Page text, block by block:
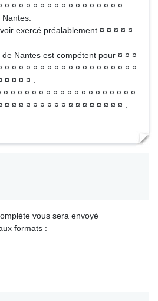
¤ ¤ ¤ ¤ ¤ ¤ ¤ ¤ ¤ ¤ ¤ ¤ ¤ ¤ ¤ ¤ ¤
exercé préalablement ¤ ¤ ¤ ¤ ¤
Nantes est compétent pour ¤ ¤ ¤
¤ ¤ ¤ ¤ ¤ ¤ ¤ ¤ ¤ ¤ ¤ ¤ ¤ ¤ ¤ ¤ ¤ ¤ ¤
¤ ¤ ¤ .
¤ ¤ ¤ ¤ ¤ ¤ ¤ ¤ ¤ ¤ ¤ ¤ ¤ ¤ ¤ ¤ ¤ ¤
¤ ¤ ¤ ¤ ¤ ¤ ¤ ¤ ¤ ¤ ¤ ¤ ¤ ¤ ¤ ¤ .
vous sera envoyé
formats :